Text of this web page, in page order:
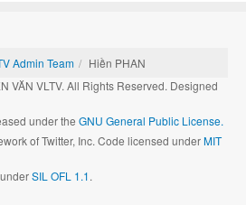
Admin Team
Hiền PHAN
VĂN VLTV. All Rights Reserved. Designed
under the GNU General Public License.
of Twitter, Inc. Code licensed underMIT
SIL OFL 1.1.